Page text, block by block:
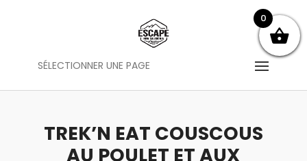
SÉLECTIONNER UNE PAGE
TREK’N EAT COUSCOUS
AU POULET ET AUX
0